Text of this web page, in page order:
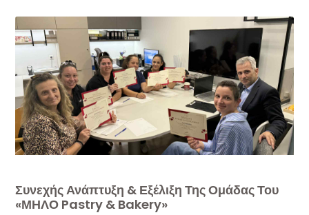
Συνεχής Ανάπτυξη & Εξέλιξη Της Ομάδας Του
«ΜΗΛΟ Pastry & Bakery»